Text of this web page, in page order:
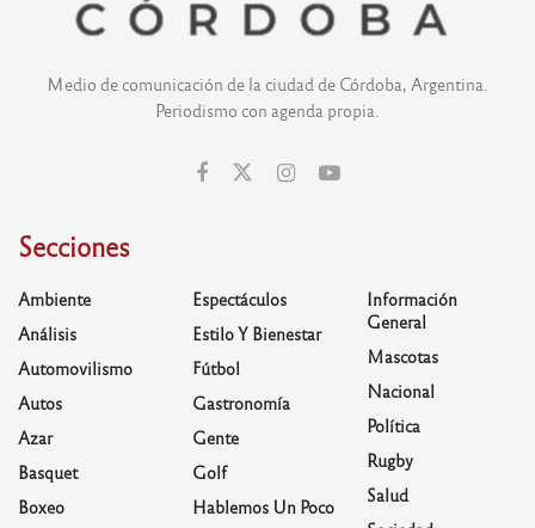
Medio de comunicación de la ciudad de Córdoba, Argentina.
Periodismo con agenda propia.
Secciones
Ambiente
Análisis
Automovilismo
Autos
Azar
Basquet
Boxeo
Espectáculos
Estilo Y Bienestar
Fútbol
Gastronomía
Gente
Golf
Hablemos Un Poco
Información
General
Mascotas
Nacional
Política
Rugby
Salud